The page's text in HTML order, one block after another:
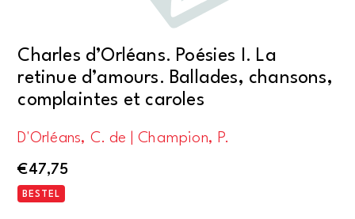
Charles d’Orléans. Poésies I. La
retinue d’amours. Ballades, chansons,
complaintes et caroles
D'Orléans, C. de | Champion, P.
€47,75
BESTEL